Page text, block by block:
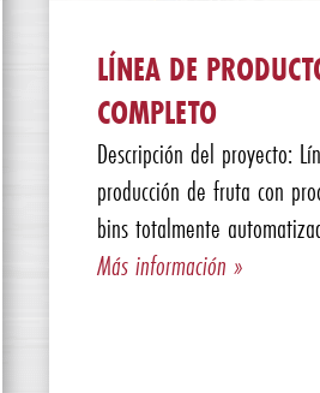
LÍNEA DE
COMPLETO
Descripción del proyecto:
producción de fruta con
bins totalmente
Más información »